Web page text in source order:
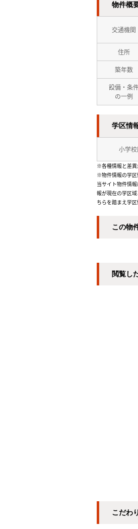
物件概
交通機関
住所
築年数
設備・条
の一例
学区情
小学校
※各種情報と差異
※物件情報の学区
当サイト物件情
報が現在の学区
ちらを踏まえ学
この物
閲覧し
こだわ